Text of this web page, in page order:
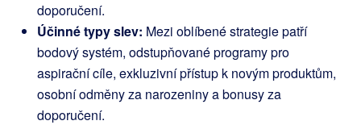
doporučení.
Účinné typy slev: Mezi oblíbené strategie patří
bodový systém, odstupňované programy pro
aspirační cíle, exkluzivní přístup k novým produktům,
osobní odměny za narozeniny a bonusy za
doporučení.